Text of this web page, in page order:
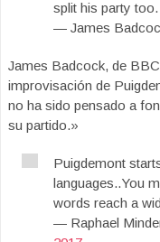
split his party too.
— James
James Badcock, de
improvisación de
no ha sido pensado a
su partido.»
Puigdemont
languages..You
words reach a
— Raphael